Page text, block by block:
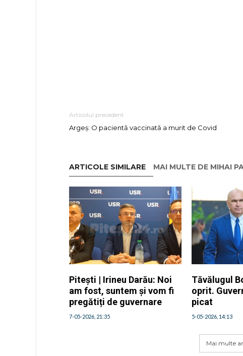
Articolul precedent
Argeș: O pacientă vaccinată a murit de Covid
ARTICOLE SIMILARE MAI MULTE DE MIHAI
Pitești | Irineu Darău: Noi
am fost, suntem și vom fi
pregătiți de guvernare
7-05-2026, 21:35
Tăvălugul
oprit.
picat
5-05-2026, 14:13
Mai multe